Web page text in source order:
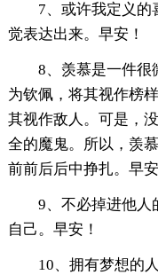
7、或许我定义的
觉表达出来。早安！
8、羡慕是一件很
为钦佩，将其视作榜
其视作敌人。可是，
全的魔鬼。所以，羡
前前后后中挣扎。早安
9、不必掉进他人
自己。早安！
10、拥有梦想的